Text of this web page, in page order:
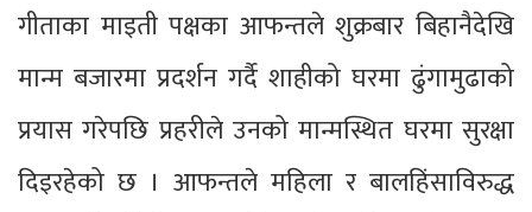
गीताका माइती पक्षका आफन्तले शुक्रबार बिहानैदेखि
मान्म बजारमा प्रदर्शन गर्दै शाहीको घरमा ढुंगामुढाको
प्रयास गरेपछि प्रहरीले उनको मान्मस्थित घरमा सुरक्षा
दिइरहेको छ । आफन्तले महिला र बालहिंसाविरुद्ध